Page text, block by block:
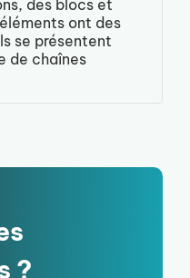
des blocs et
ont des
se présentent
de chaînes
?